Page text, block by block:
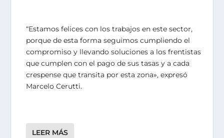
“Estamos felices con los trabajos en este sector,
porque de esta forma seguimos cumpliendo el
compromiso y llevando soluciones a los frentistas
que cumplen con el pago de sus tasas y a cada
crespense que transita por esta zona», expresó
Marcelo Cerutti.
LEER MÁS